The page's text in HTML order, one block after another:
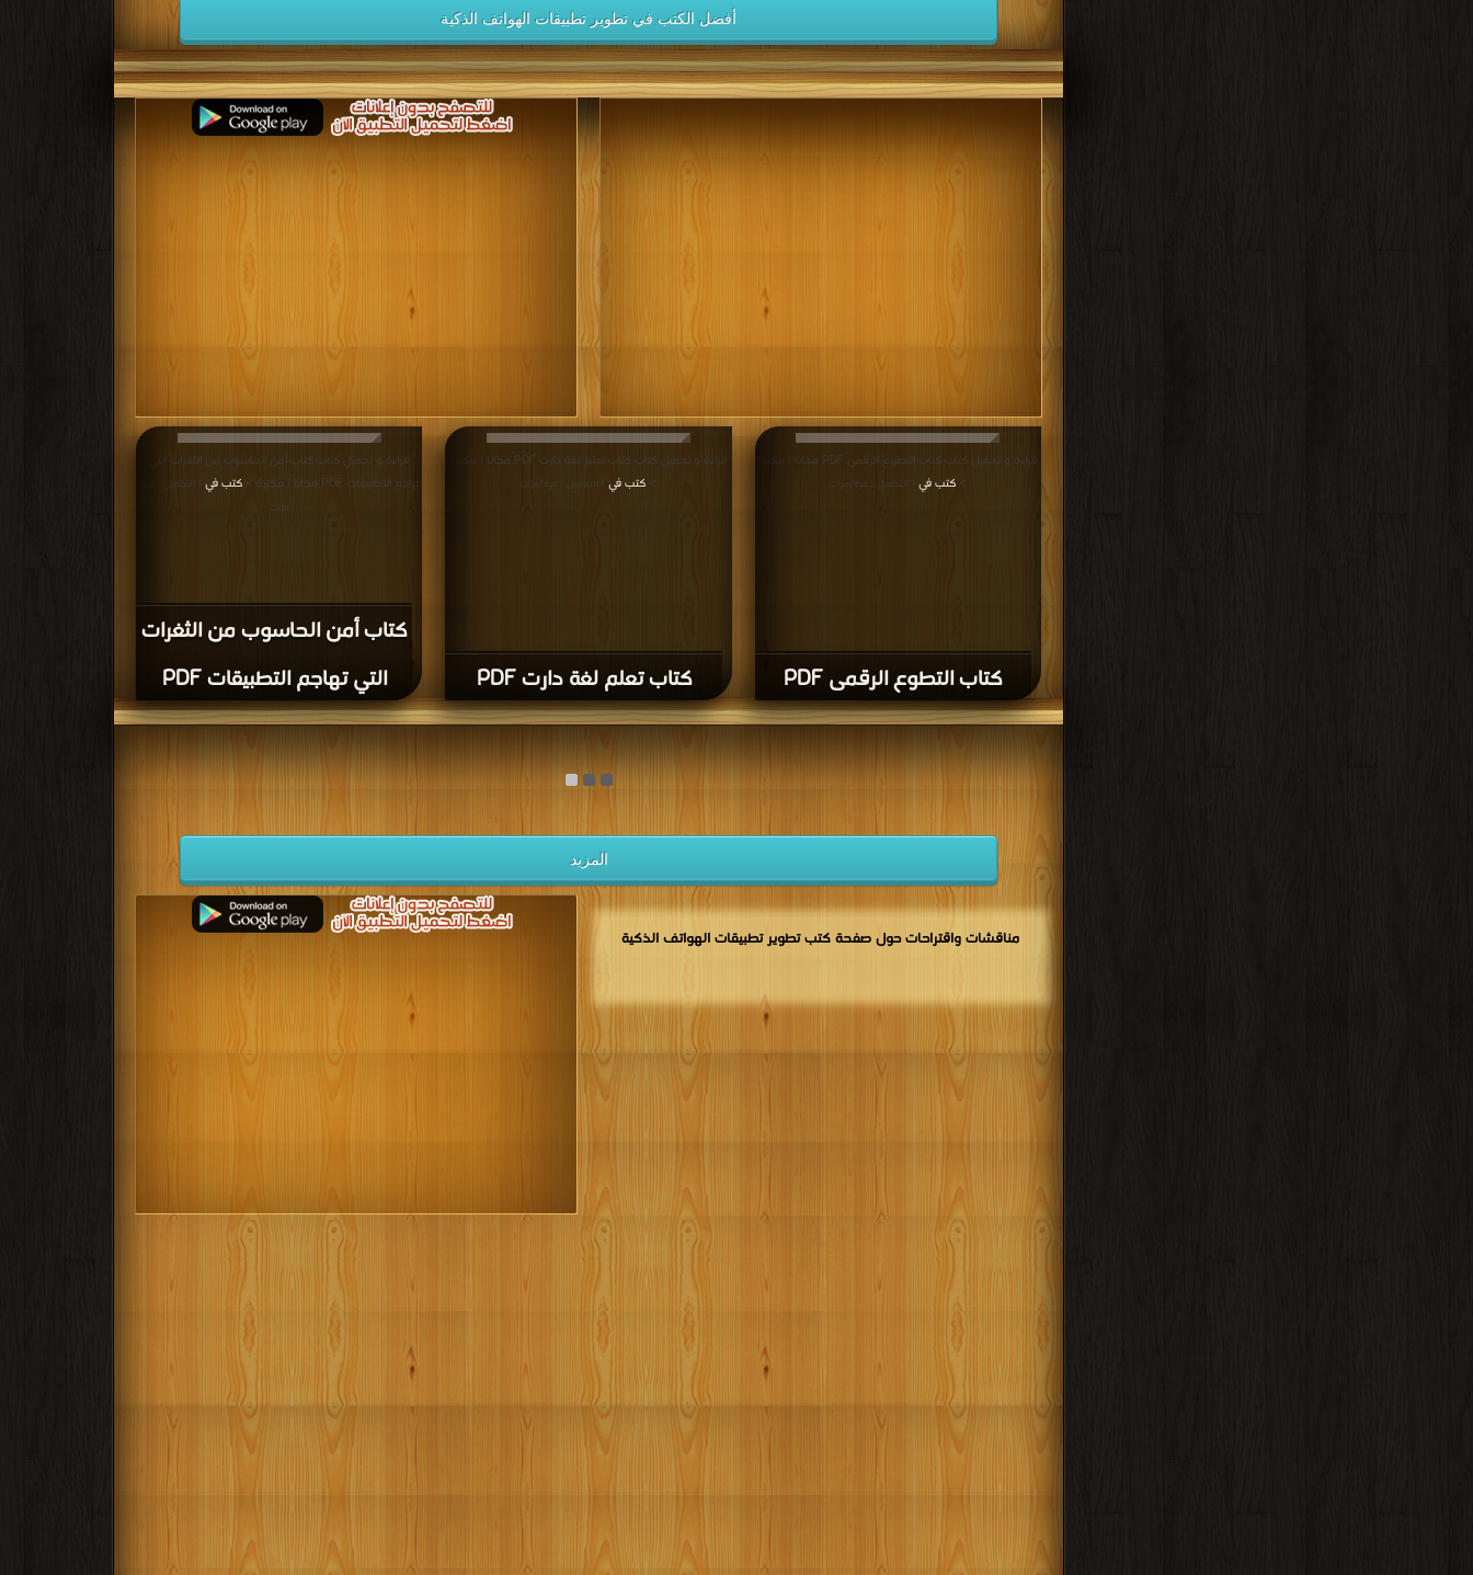
أفضل الكتب في تطوير تطبيقات الهواتف الذكية
كتاب أمن الحاسوب من الثغرات
التي تهاجم التطبيقات PDF
قراءة و تحميل كتاب كتاب أمن الحاسوب من الثغرات التي
تهاجم التطبيقات PDF مجانا | مكتبة >
كتب في
| التحميل : مرة/
مرات
كتاب تعلم لغة دارت PDF
قراءة و تحميل كتاب كتاب تعلم لغة دارت PDF مجانا | مكتبة
> كتب في | التحميل : مرة/مرات
كتاب التطوع الرقمى PDF
قراءة و تحميل كتاب كتاب التطوع الرقمى PDF مجانا | مكتبة
>كتب في | التحميل : مرة/مرات
المزيد
مناقشات واقتراحات حول صفحة كتب تطوير تطبيقات الهواتف الذكية